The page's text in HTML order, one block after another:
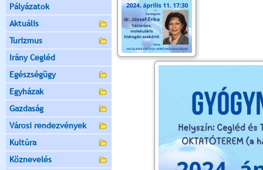
Pályázatok
Aktuális
Turizmus
Irány Cegléd
Egészségügy
Egyházak
Gazdaság
Városi rendezvények
Kultúra
Köznevelés